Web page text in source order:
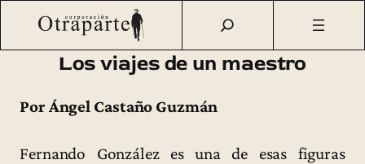
Saltar
contenido
Otraparte.org/ Corporación Archivo de prensa
Los viajes
Los viajes de un maestro
Por Ángel Castaño Guzmán
Fernando González es una de esas figuras